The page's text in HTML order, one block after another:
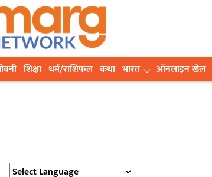
शिक्षा धर्म/राशिफल कथा भारत ऑनलाइन खेल